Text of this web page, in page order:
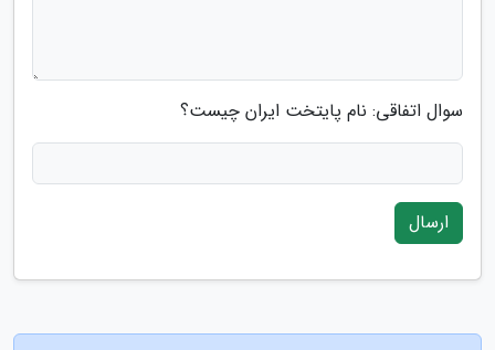
سوال اتفاقی: نام پایتخت ایران چیست؟
ارسال